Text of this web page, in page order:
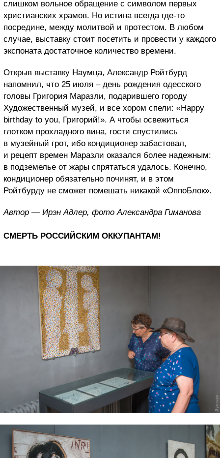
слишком вольное обращение с символом первых
христианских храмов. Но истина всегда где-то
посредине, между молитвой и протестом. В любом
случае, выставку стоит посетить и провести у каждого
экспоната достаточное количество времени.
Открыв выставку Наумца, Александр Ройтбурд
напомнил, что 25 июля – день рождения одесского
головы Григория Маразли, подарившего городу
Художественный музей, и все хором спели: «Happy
birthday to you, Григорий!». А чтобы освежиться
глотком прохладного вина, гости спустились
в музейный грот, ибо кондиционер забастовал,
и рецепт времен Маразли оказался более надежным:
в подземелье от жары спрятаться удалось. Конечно,
кондиционер обязательно починят, и в этом
Ройтбурду не сможет помешать никакой «ОппоБлок».
Автор — Ирэн Адлер, фото Александра Гиманова
СМЕРТЬ РОССИЙСКИМ ОККУПАНТАМ!